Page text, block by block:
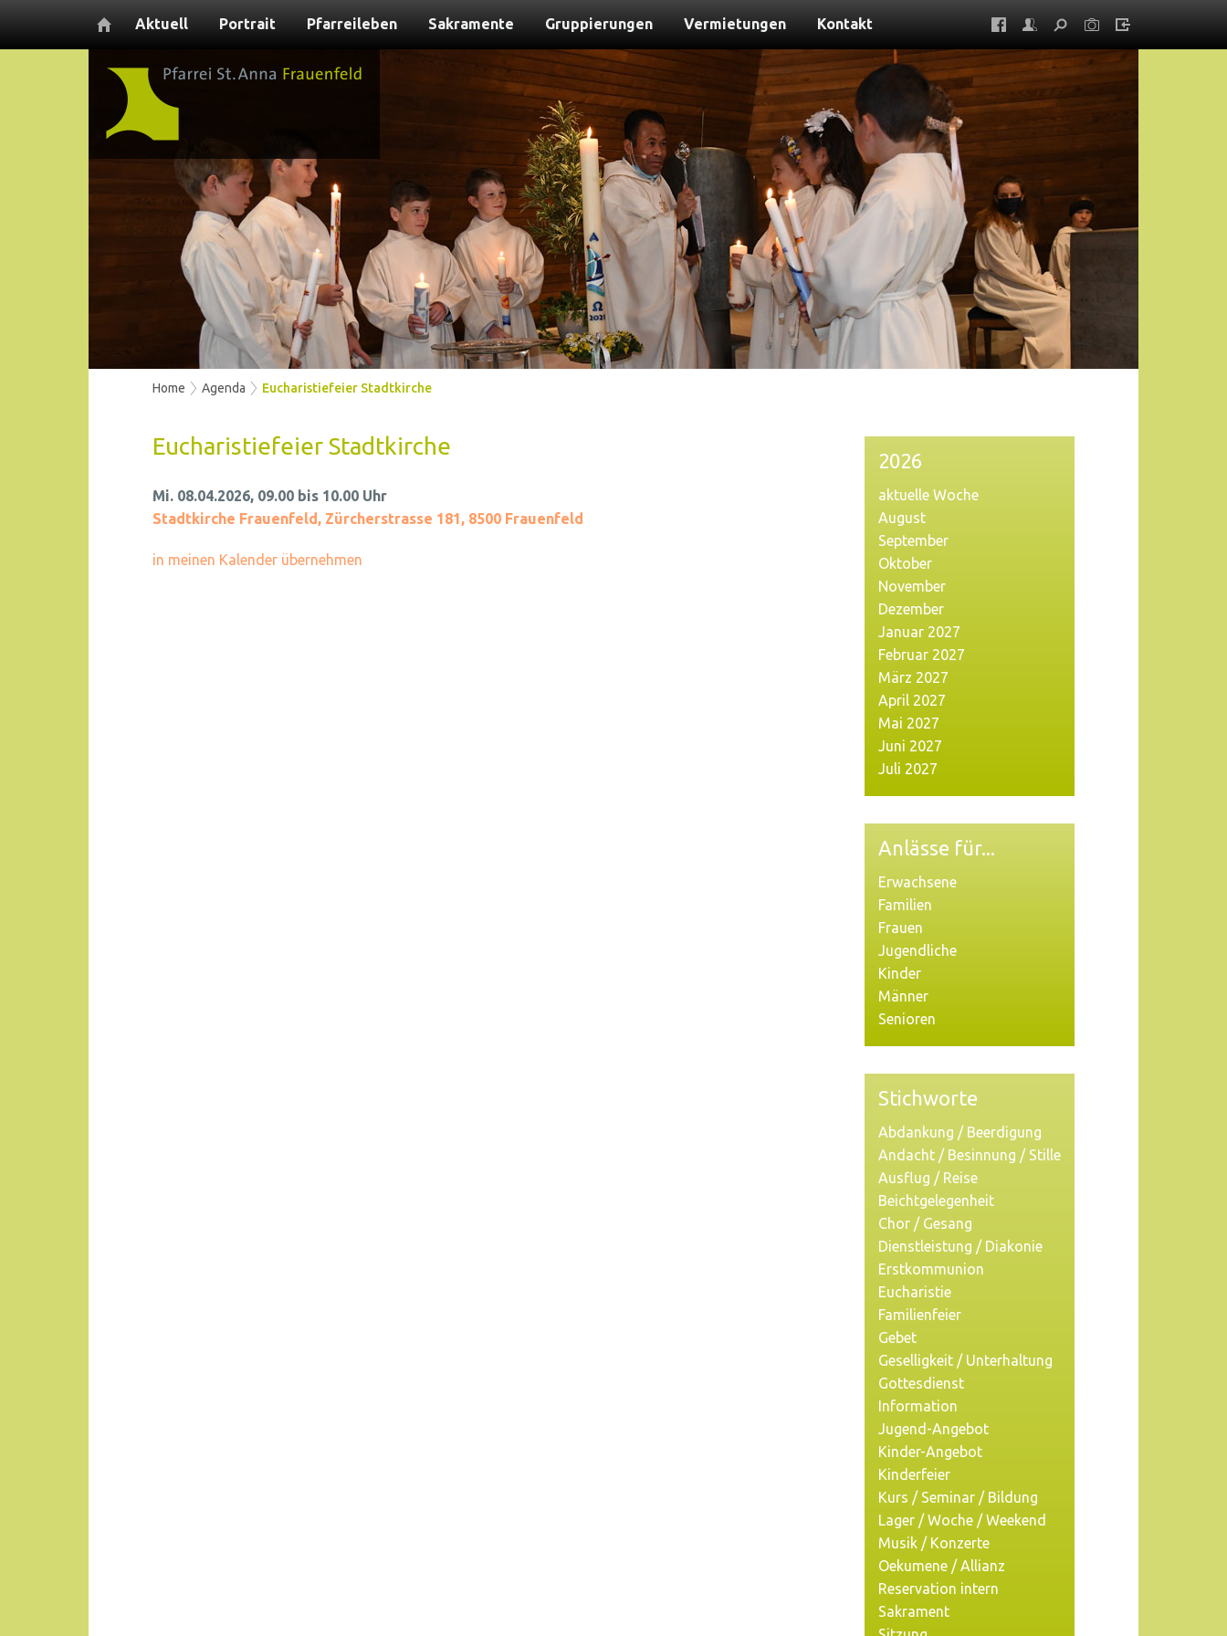
Aktuell Portrait Pfarreileben Sakramente Gruppierungen Vermietungen Kontakt
Home Agenda Eucharistiefeier Stadtkirche
2026
aktuelle Woche
August
September
Oktober
November
Dezember
Januar 2027
Februar 2027
März 2027
April 2027
Mai 2027
Juni 2027
Juli 2027
Anlässe für...
Erwachsene
Familien
Frauen
Jugendliche
Kinder
Männer
Senioren
Stichworte
Abdankung / Beerdigung
Andacht / Besinnung / Stille
Ausflug / Reise
Beichtgelegenheit
Chor / Gesang
Dienstleistung / Diakonie
Erstkommunion
Eucharistie
Familienfeier
Gebet
Geselligkeit / Unterhaltung
Gottesdienst
Information
Jugend-Angebot
Kinder-Angebot
Kinderfeier
Kurs / Seminar / Bildung
Lager / Woche / Weekend
Musik / Konzerte
Oekumene / Allianz
Reservation intern
Sakrament
Eucharistiefeier Stadtkirche
Mi. 08.04.2026, 09.00 bis 10.00 Uhr
Stadtkirche Frauenfeld, Zürcherstrasse 181, 8500 Frauenfeld
in meinen Kalender übernehmen